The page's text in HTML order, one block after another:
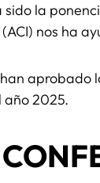
la
nos ha
aprobado
año 2025.